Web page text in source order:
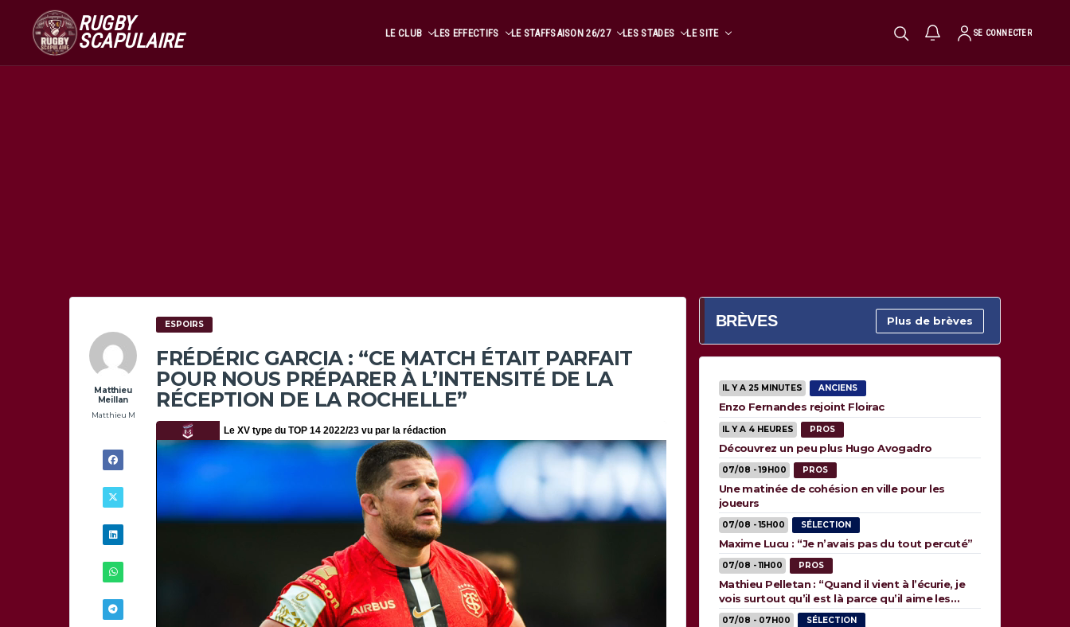
RUGBY
SCAPULAIRE LE CLUB LES EFFECTIFS LE STAFFSAISON 26/27 LES STADES LE SITE SE CONNECTER
Matthieu
Meillan
Matthieu M
ESPOIRS
FRÉDÉRIC GARCIA : “CE MATCH ÉTAIT PARFAIT
POUR NOUS PRÉPARER À L’INTENSITÉ DE LA
RÉCEPTION DE LA ROCHELLE”
BRÈVES Plus de brèves
IL Y A 25 MINUTES ANCIENS
Enzo Fernandes rejoint Floirac
IL Y A 4 HEURES PROS
Découvrez un peu plus Hugo Avogadro
07/08 - 19H00 PROS
Une matinée de cohésion en ville pour les
joueurs
07/08 - 15H00 SÉLECTION
Maxime Lucu : “Je n’avais pas du tout percuté”
07/08 - 11H00 PROS
Mathieu Pelletan : “Quand il vient à l’écurie, je
vois surtout qu’il est là parce qu’il aime les
animaux”
07/08 - 07H00 SÉLECTION